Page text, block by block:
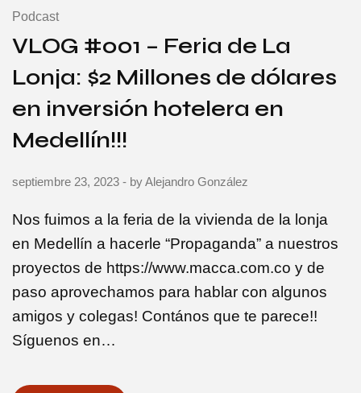
Podcast
VLOG #001 – Feria de La
Lonja: $2 Millones de dólares
en inversión hotelera en
Medellín!!!
septiembre 23, 2023 - byAlejandro González
Nos fuimos a la feria de la vivienda de la lonja
en Medellín a hacerle “Propaganda” a nuestros
proyectos de https://www.macca.com.co y de
paso aprovechamos para hablar con algunos
amigos y colegas! Contános que te parece!!
Síguenos en…